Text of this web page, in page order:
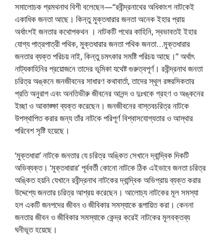
সমালোচক প্রমথনাথ বিশী বলেছেন—“রবীন্দ্রনাথের অধিকাংশ নাটকেই
একাধিক জনতা আছে। কিন্তু মুক্তধারার জনতা অনেক ইহার প্রায়
অর্ধাংশই জনতার কথোপকথন । নাটকটি পথের কাহিনি, স্বভাবতই ইহার
যোগ্য পাত্রপাত্রী পথিক, মুক্তধারার জনতা পথিক জনতা…মুক্তধারার
জনতার ব্যক্ত পরিচয় নাই, কিন্তু চমৎকার সমষ্টি পরিচয় আছে।” অর্থাৎ
নাট্যকাহিনির প্রয়োজনে তাদের ভূমিকা যথেষ্ট গুরুত্বপূর্ণ। রবীন্দ্রনাথ জনতা
চরিত্র অঙ্কনে জনজীবনের সাধারণ কথাবার্তা, তাদের স্থূল রঙ্গরসিকতার
প্রতি অনুরাগ এবং অনতিভীরু জীবনের আনন্দ ও দুঃখকে গ্রহণ ও অঙ্কনের
ইচ্ছা ও আকাঙ্ক্ষা ব্যক্ত করেছেন। জনজীবনের বাস্তবচরিত্র নাটকে
উপস্থাপিত করার জন্য তাঁর নাটকে পরিপূর্ণ বিশ্বাসযোগ্যতার ও আস্থার
পরিবেশ সৃষ্টি হয়েছে।
‘মুক্তধারা’ নাটকে জনতার যে চরিত্র অঙ্কিত সেখানে দ্বান্দ্বিক দিকটি
অভিব্যক্ত। ‘মুক্তধারার’ পূর্ববর্তী কোনো নাটকে ঠিক এইভাবে জনতা চরিত্র
অঙ্কিত হয়নি যেখানে রবীন্দ্রনাথ নাটকের দ্বান্দ্বিক অভিপ্রায় ব্যক্ত করার
উদ্দেশ্যে জনতার চরিত্র আশ্রয় করেছেন। আলোচ্য নাটকের মূল সমস্যা
হল একটি জনপদের জীবন ও জীবিকার সমস্যাকে রূপায়িত করা। কেননা
জনতার জীবন ও জীবিকার সমস্যাকে কেন্দ্র করেই নাটকের মূলবক্তব্য
ঘনীভূত হয়েছে।